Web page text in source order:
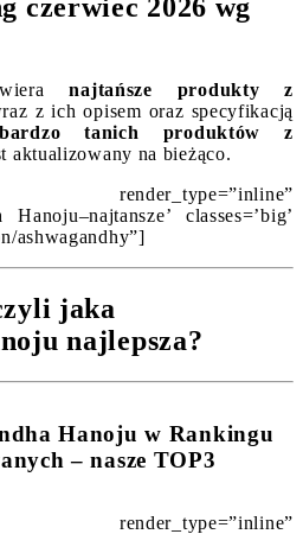
czerwiec 2026 wg
najtańsze produkty z
z ich opisem oraz specyfikacją
tanich produktów z
aktualizowany na bieżąco.
render_type=”inline”
Hanoju–najtansze’ classes=’big’
ashwagandhy”]
jaka
najlepsza?
Hanoju w Rankingu
– nasze TOP3
render_type=”inline”